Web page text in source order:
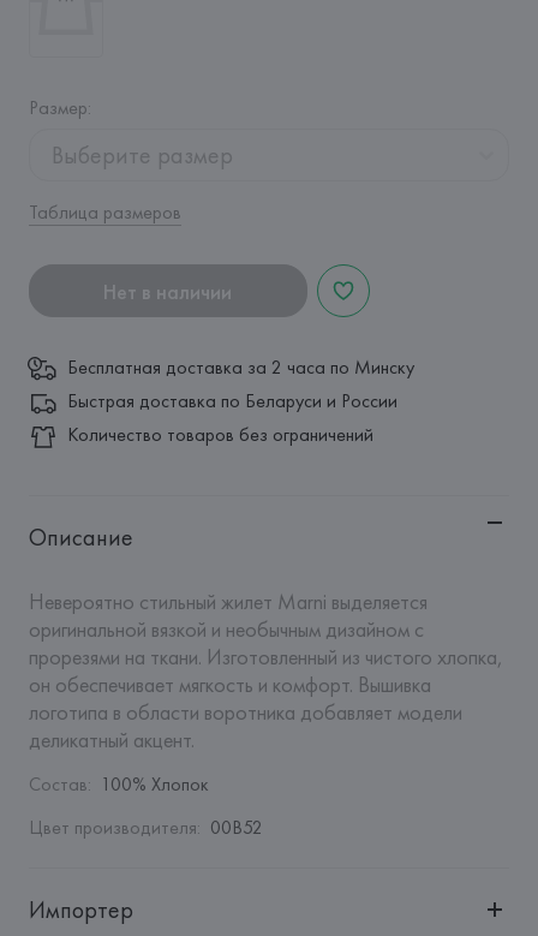
Размер:
Выберите размер
Таблица размеров
Нет в наличии
Бесплатная доставка за 2 часа по Минску
Быстрая доставка по Беларуси и России
Количество товаров без ограничений
Описание
Невероятно стильный жилет Marni выделяется
оригинальной вязкой и необычным дизайном с
прорезями на ткани. Изготовленный из чистого хлопка,
он обеспечивает мягкость и комфорт. Вышивка
логотипа в области воротника добавляет модели
деликатный акцент.
Состав: 100% Хлопок
Цвет производителя: 00B52
Импортер